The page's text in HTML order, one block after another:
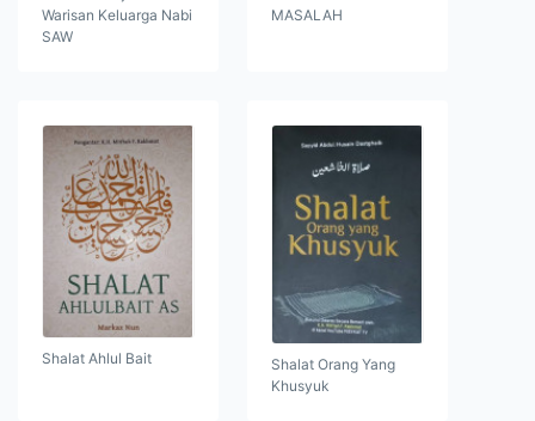
Warisan Keluarga Nabi
SAW
MASALAH
Shalat Ahlul Bait
Shalat Orang Yang
Khusyuk